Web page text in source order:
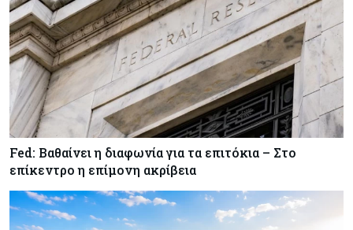
Οι τιμές καθορίζουν την επιλογή παρόχου
κινητής στην Κύπρο
Κύπρος 07-08-2026
34.787 νέες εγγραφές οχημάτων στο επτάμηνο
- Άνοδος 11,5% σε σχέση με πέρσι
Κόσμος 07-08-2026
ΕΚΤ: Αιφνιδιάστηκε από την πώληση ευρώ από
τις ΗΠΑ
Fed: Βαθαίνει η διαφωνία για τα επιτόκια – Στο
επίκεντρο η επίμονη ακρίβεια